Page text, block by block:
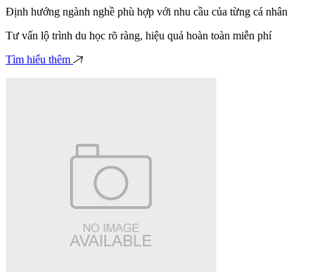
Định hướng ngành nghề phù hợp với nhu cầu của từng cá nhân
Tư vấn lộ trình du học rõ ràng, hiệu quả hoàn toàn miễn phí
Tìm hiểu thêm